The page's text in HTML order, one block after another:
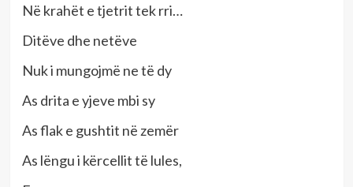
Në krahët e tjetrit tek rri…
Ditëve dhe netëve
Nuk i mungojmë ne të dy
As drita e yjeve mbi sy
As flak e gushtit në zemër
As lëngu i kërcellit të lules,